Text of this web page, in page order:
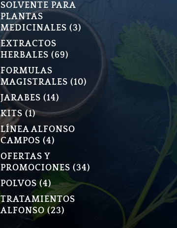
SOLVENTE PARA
PLANTAS
MEDICINALES
33
PRODUCTOS
EXTRACTOS
HERBALES
6969
PRODUCTOS
FORMULAS
MAGISTRALES
1010
PRODUCTOS
JARABES 1414
PRODUCTOS
KITS 11
PRODUCTO
LÍNEA ALFONSO
CAMPOS
44
OFERTAS Y
PROMOCIONES
3434
POLVOS 44
PRODUCTOS
TRATAMIENTOS
ALFONSO
2323